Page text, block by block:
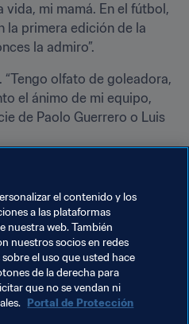
vida, mi mamá. En el fútbol,
la primera edición de la
la admiro”.
. “Tengo olfato de goleadora,
el ánimo de mi equipo,
de Paolo Guerrero o Luis
ganarle 1-0 a Uruguay”.
. “Escuchar música, sobre
cocino, y cocinar. Dicen
un buen seco de pollo”.
el contenido y los
a las plataformas
nuestra web. También
nuestros socios en redes
el uso que usted hace
de la derecha para
que no se vendan ni
Portal de Protección